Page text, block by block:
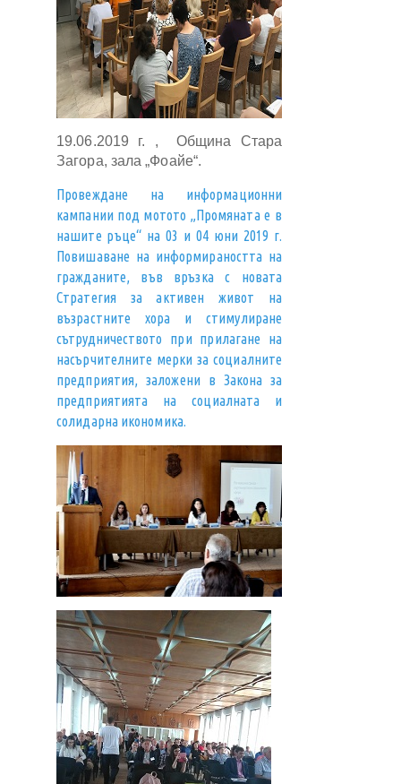
19.06.2019 г. , Община Стара
Загора, зала „Фоайе“.
Провеждане на информационни
кампании под мотото „Промяната е в
нашите ръце“ на 03 и 04 юни 2019 г.
Повишаване на информираността на
гражданите, във връзка с новата
Стратегия за активен живот на
възрастните хора и стимулиране
сътрудничеството при прилагане на
насърчителните мерки за социалните
предприятия, заложени в Закона за
предприятията на социалната и
солидарна икономика.